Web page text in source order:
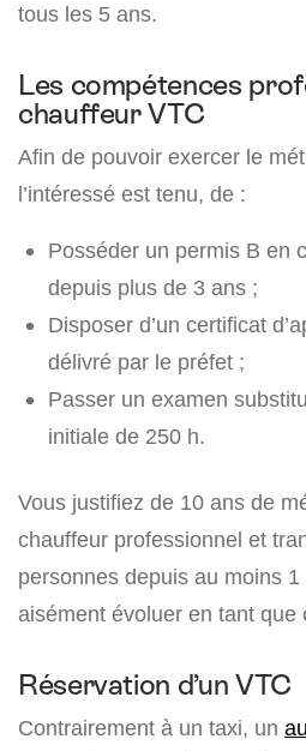
tous les 5 ans.
Les compétences
chauffeur VTC
Afin de pouvoir exercer le
l’intéressé est tenu, de :
Posséder un permis B en
depuis plus de 3 ans ;
Disposer d’un certificat
délivré par le préfet ;
Passer un examen
initiale de 250 h.
Vous justifiez de 10 ans de
chauffeur professionnel et
personnes depuis au moins
aisément évoluer en tant que
Réservation d’un VTC
Contrairement à un taxi, un